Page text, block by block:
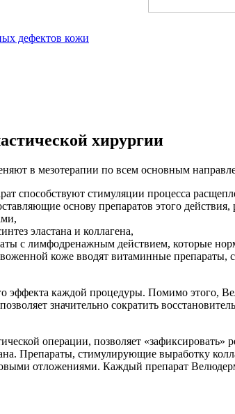
дефектов кожи
хирургии
в мезотерапии по всем основным
способствуют стимуляции процесса
основу препаратов этого
эластана и коллагена,
с лимфодренажным действием, которые
коже вводят витаминные
эффекта каждой процедуры. Помимо
значительно сократить
операции, позволяет «зафиксировать»
Препараты, стимулирующие выработку
отложениями. Каждый препарат